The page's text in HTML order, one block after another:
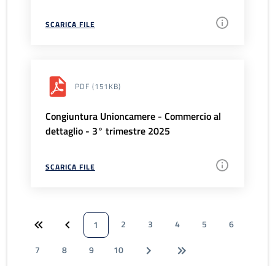
SCARICA FILE
PDF (151KB)
Congiuntura Unioncamere - Commercio al
dettaglio - 3° trimestre 2025
SCARICA FILE
1 2 3 4 5
6
7
8 9 10